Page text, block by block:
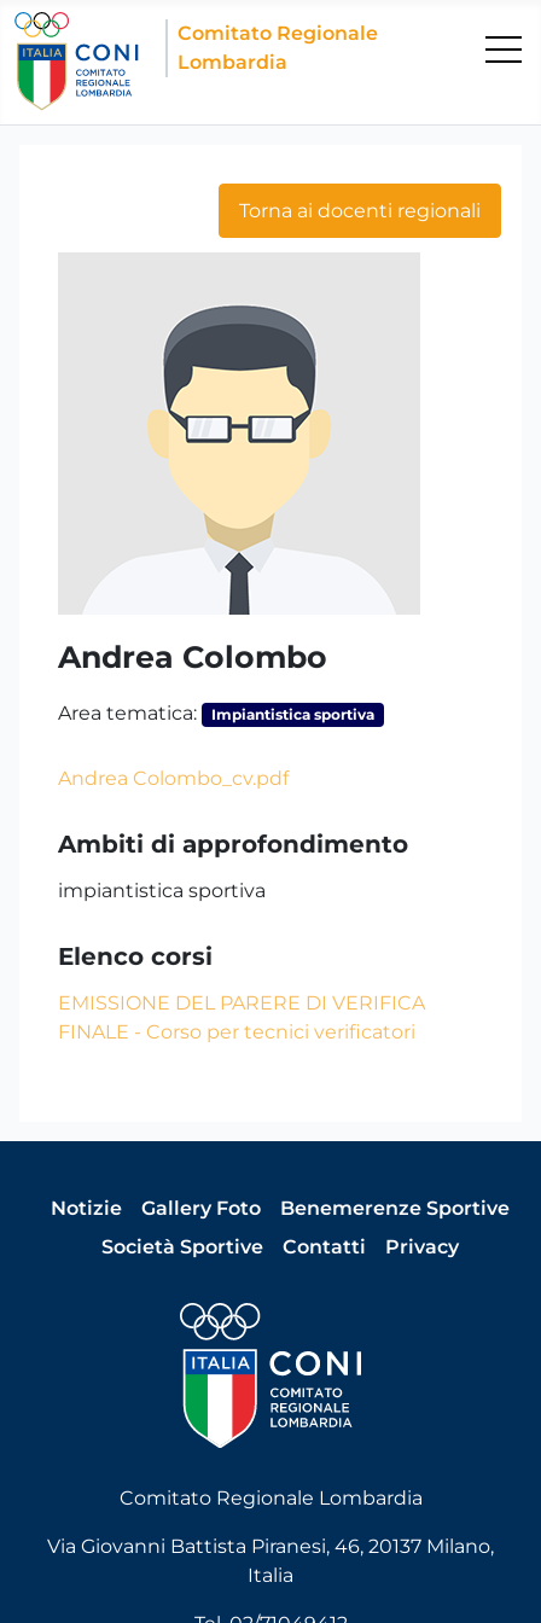
Comitato Regionale
Lombardia
Torna ai docenti regionali
Andrea Colombo
Area tematica: Impiantistica sportiva
Andrea Colombo_cv.pdf
Ambiti di approfondimento
impiantistica sportiva
Elenco corsi
EMISSIONE DEL PARERE DI VERIFICA
FINALE - Corso per tecnici verificatori
Notizie Gallery Foto
Benemerenze Sportive
Società Sportive
Contatti Privacy
Comitato Regionale Lombardia
Via Giovanni Battista Piranesi, 46, 20137 Milano,
Italia